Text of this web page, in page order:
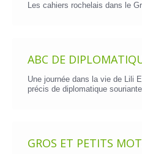
Les cahiers rochelais dans le
ABC DE
Une journée dans la vie de Lili
précis de diplomatique
GROS ET PETITS